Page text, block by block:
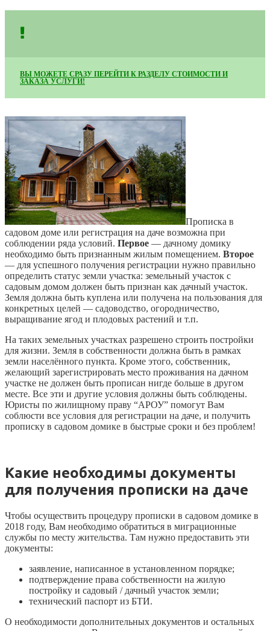
ВЫ МОЖЕТЕ СРАЗУ ПЕРЕЙТИ К РАЗДЕЛУ СТОИМОСТИ И
ЗАКАЗА УСЛУГИ!
Прописка в
садовом доме или регистрация на даче возможна при
соблюдении ряда условий. Первое — дачному домику
необходимо быть признанным жилым помещением. Второе
— для успешного получения регистрации нужно правильно
определить статус земли участка: земельный участок с
садовым домом должен быть признан как дачный участок.
Земля должна быть куплена или получена на пользования для
конкретных целей — садоводство, огородничество,
выращивание ягод и плодовых растений и т.п.
На таких земельных участках разрешено строить постройки
для жизни. Земля в собственности должна быть в рамках
земли населённого пункта. Кроме этого, собственник,
желающий зарегистрировать место проживания на дачном
участке не должен быть прописан нигде больше в другом
месте. Все эти и другие условия должны быть соблюдены.
Юристы по жилищному праву “АРОУ” помогут Вам
соблюсти все условия для регистрации на даче, и получить
прописку в садовом домике в быстрые сроки и без проблем!
Какие необходимы документы
для получения прописки на даче
Чтобы осуществить процедуру прописки в садовом домике в
2018 году, Вам необходимо обратиться в миграционные
службы по месту жительства. Там нужно предоставить эти
документы:
заявление, написанное в установленном порядке;
подтверждение права собственности на жилую
постройку и садовый / дачный участок земли;
технический паспорт из БТИ.
О необходимости дополнительных документов и остальных